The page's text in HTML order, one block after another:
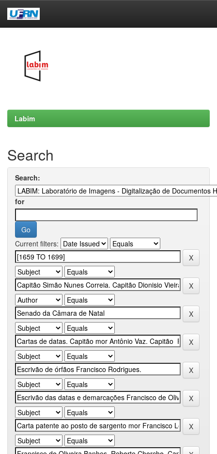
Labim
Search
Search:
for
Current filters: